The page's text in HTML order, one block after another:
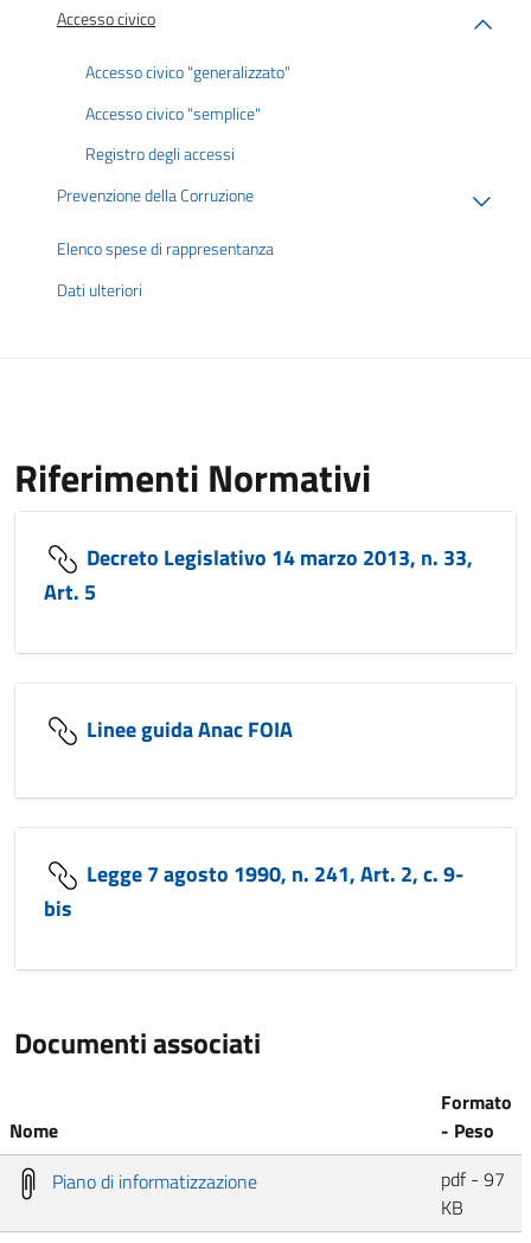
Accesso civico
Accesso civico "generalizzato"
Accesso civico "semplice"
Registro degli accessi
Prevenzione della Corruzione
Elenco spese di rappresentanza
Dati ulteriori
Riferimenti Normativi
Decreto Legislativo 14 marzo 2013, n. 33,
Art. 5
Linee guida Anac FOIA
Legge 7 agosto 1990, n. 241, Art. 2, c. 9-
bis
Documenti associati
Nome
Formato
- Peso
Piano di informatizzazione
pdf - 97
KB